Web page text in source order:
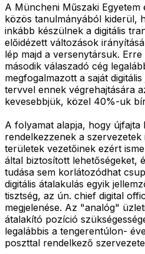
A Müncheni Műszaki
közös tanulmányából kiderül,
inkább készülnek a digitális
előidézett változások
lép majd a versenytársuk.
második válaszadó cég
megfogalmazott a saját
tervvel ennek végrehajtására
kevesebbjük, közel 40%-uk
A folyamat alapja, hogy újfajta
rendelkezzenek a
területek vezetőinek ezért
által biztosított lehetőségeket,
tudása sem korlátozódhat
digitális átalakulás egyik
tisztség, az ún. chief digital
megjelenése. Az "analóg"
átalakító pozíció
legalábbis a tengerentúlon-
poszttal rendelkező